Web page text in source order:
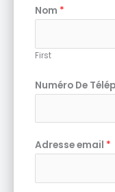
Nom *
First
Numéro De
Adresse email *